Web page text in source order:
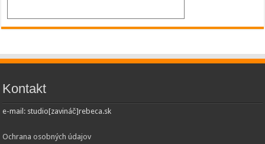
Kontakt
e-mail: studio[zavináč]rebeca.sk
Ochrana osobných údajov